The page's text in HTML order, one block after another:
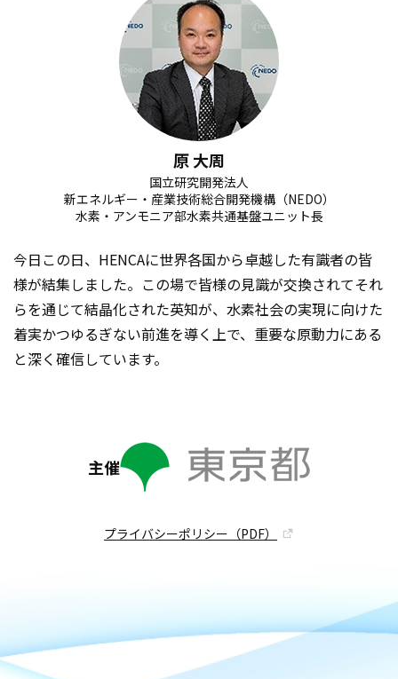
原 大周
国立研究開発法人
新エネルギー・産業技術総合開発機構（NEDO）
水素・アンモニア部水素共通基盤ユニット長
今日この日、HENCAに世界各国から卓越した有識者の皆
様が結集しました。この場で皆様の見識が交換されてそれ
らを通じて結晶化された英知が、水素社会の実現に向けた
着実かつゆるぎない前進を導く上で、重要な原動力にある
と深く確信しています。
主催
プライバシーポリシー（PDF）